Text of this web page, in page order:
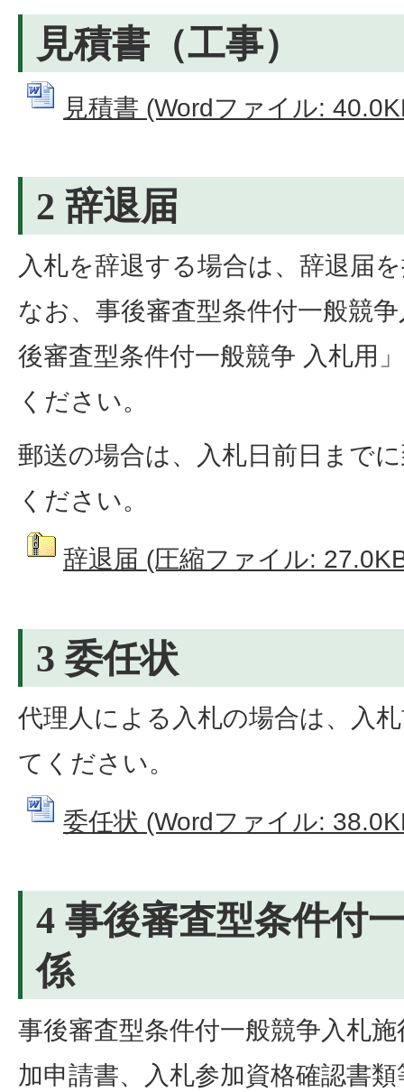
見積書（工事）
見積書 (Wordファイル:
2 辞退届
入札を辞退する場合は、辞退届
なお、事後審査型条件付一般競
後審査型条件付一般競争 入札用
ください。
郵送の場合は、入札日前日まで
ください。
辞退届 (圧縮ファイル:
3 委任状
代理人による入札の場合は、入
てください。
委任状 (Wordファイル:
4 事後審査型条件付
係
事後審査型条件付一般競争入札
加申請書、入札参加資格確認書